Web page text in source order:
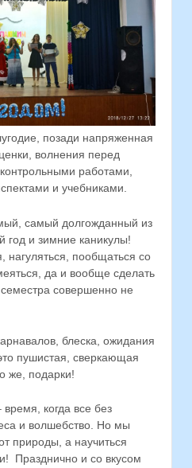
позади напряженная
волнения перед
работами,
и учебниками.
самый долгожданный из
год и зимние каникулы!
нагуляться, пообщаться со
да и вообще сделать
совершенно не
блеска, ожидания
пушистая, сверкающая
же, подарки!
когда все без
и волшебство. Но мы
природы, а научиться
Празднично и со вкусом